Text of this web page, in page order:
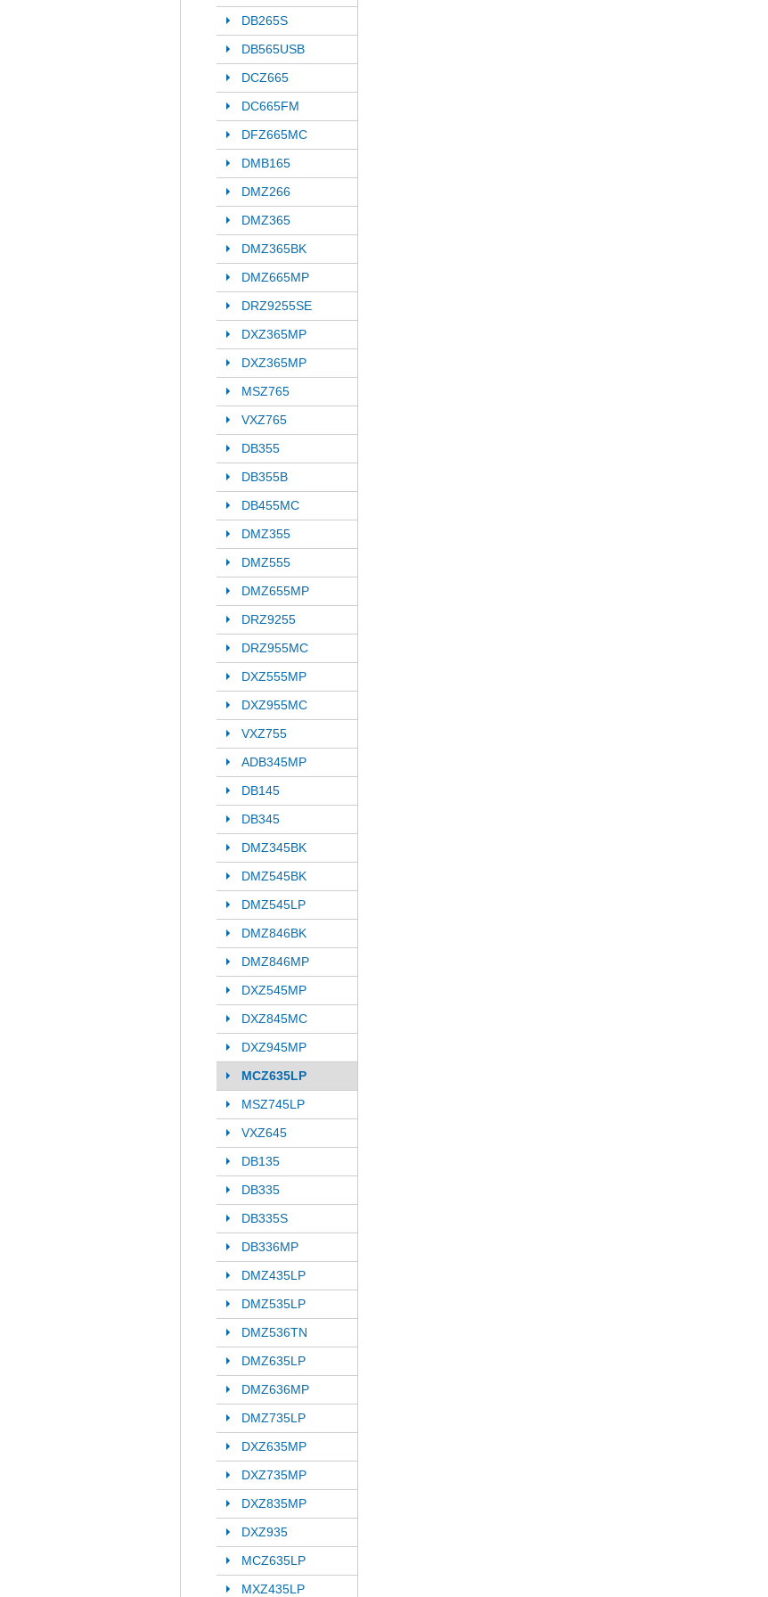
DB265S
DB565USB
DCZ665
DC665FM
DFZ665MC
DMB165
DMZ266
DMZ365
DMZ365BK
DMZ665MP
DRZ9255SE
DXZ365MP
DXZ365MP
MSZ765
VXZ765
DB355
DB355B
DB455MC
DMZ355
DMZ555
DMZ655MP
DRZ9255
DRZ955MC
DXZ555MP
DXZ955MC
VXZ755
ADB345MP
DB145
DB345
DMZ345BK
DMZ545BK
DMZ545LP
DMZ846BK
DMZ846MP
DXZ545MP
DXZ845MC
DXZ945MP
MCZ635LP
MSZ745LP
VXZ645
DB135
DB335
DB335S
DB336MP
DMZ435LP
DMZ535LP
DMZ536TN
DMZ635LP
DMZ636MP
DMZ735LP
DXZ635MP
DXZ735MP
DXZ835MP
DXZ935
MCZ635LP
MXZ435LP